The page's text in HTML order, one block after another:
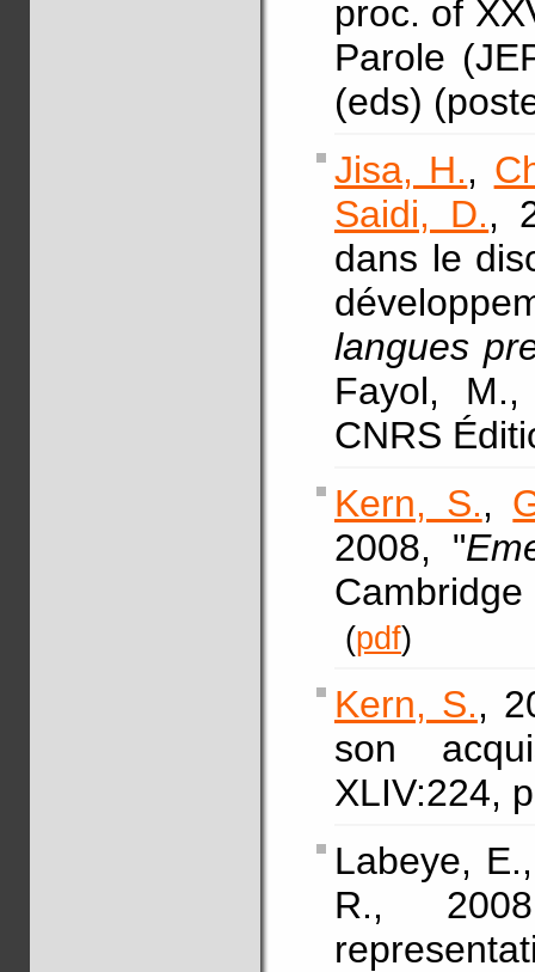
proc. of
Parole
(eds)
Jisa, H.,
Saidi, D.,
dans le
langues
Fayol,
CNRS
Kern, S.,
2008, "
(pdf)
Kern, S.,
son
XLIV:224,
Labeye,
R.,